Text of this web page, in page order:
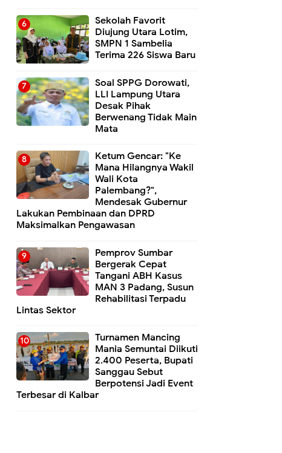
Sekolah Favorit
Diujung Utara Lotim,
SMPN 1 Sambelia
Terima 226 Siswa Baru ‎
Soal SPPG Dorowati,
LLI Lampung Utara
Desak Pihak
Berwenang Tidak Main
Mata
Ketum Gencar: "Ke
Mana Hilangnya Wakil
Wali Kota
Palembang?",
Mendesak Gubernur
Lakukan Pembinaan dan DPRD
Maksimalkan Pengawasan
Pemprov Sumbar
Bergerak Cepat
Tangani ABH Kasus
MAN 3 Padang, Susun
Rehabilitasi Terpadu
Lintas Sektor
Turnamen Mancing
Mania Semuntai Diikuti
2.400 Peserta, Bupati
Sanggau Sebut
Berpotensi Jadi Event
Terbesar di Kalbar